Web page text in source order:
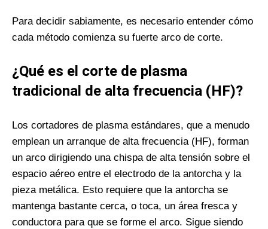
Para decidir sabiamente, es necesario entender cómo
cada método comienza su fuerte arco de corte.
¿Qué es el corte de plasma
tradicional de alta frecuencia (HF)?
Los cortadores de plasma estándares, que a menudo
emplean un arranque de alta frecuencia (HF), forman
un arco dirigiendo una chispa de alta tensión sobre el
espacio aéreo entre el electrodo de la antorcha y la
pieza metálica. Esto requiere que la antorcha se
mantenga bastante cerca, o toca, un área fresca y
conductora para que se forme el arco. Sigue siendo